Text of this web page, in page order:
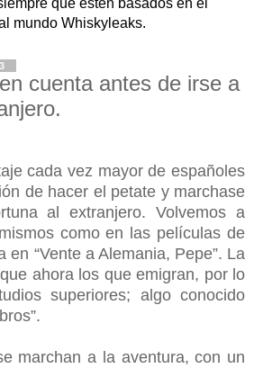
que estén basados en el
mundo Whiskyleaks.
cuenta antes de irse a
vez mayor de españoles
de hacer el petate y marchase
al extranjero. Volvemos a
como en las películas de
en “Vente a Alemania, Pepe”. La
ahora los que emigran, por lo
superiores; algo conocido
a la aventura, con un